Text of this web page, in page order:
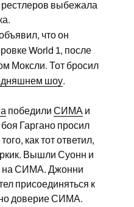
рестлеров выбежала
что он
World 1, после
Моксли. Тот бросил
шоу.
победили СИМАи
Гаргано просил
как тот ответил,
Вышли Суонн и
на СИМА. Джонни
присоединяться к
доверие СИМА.